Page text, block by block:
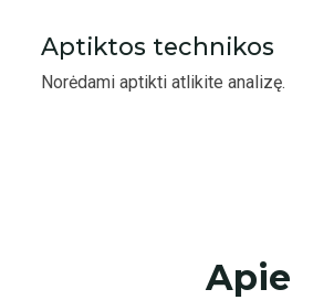
Aptiktos technikos
Norėdami aptikti atlikite analizę.
Apie